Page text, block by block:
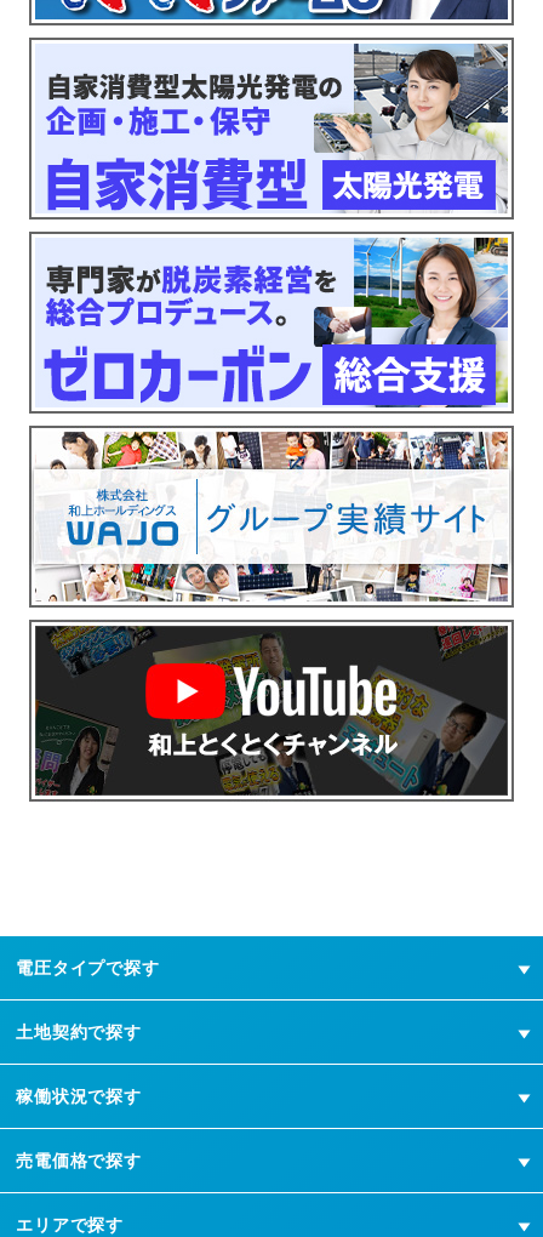
電圧タイプで探す
土地契約で探す
稼働状況で探す
売電価格で探す
エリアで探す